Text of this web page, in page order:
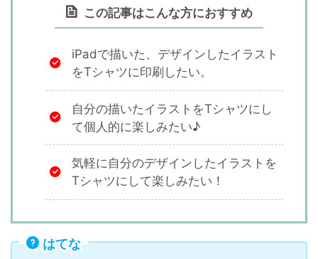
この記事はこんな方におすすめ
iPadで描いた、デザインしたイラスト
をTシャツに印刷したい。
自分の描いたイラストをTシャツにし
て個人的に楽しみたい♪
気軽に自分のデザインしたイラストを
Tシャツにして楽しみたい！
はてな